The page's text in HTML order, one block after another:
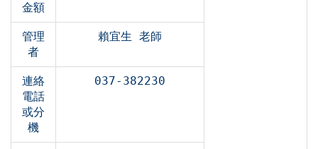
金額
管理
者
賴宜生 老師
連絡
電話
或分
機
037-382230